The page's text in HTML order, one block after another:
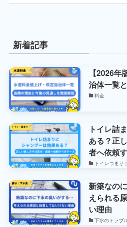
新着記事
【2026
治体一覧
料金
トイレ詰
ある？正
者へ依頼
トイレつまり
新築なの
えられる
い理由
下水のトラブ